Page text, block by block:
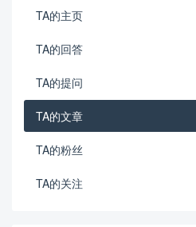
TA的主页
TA的回答
TA的提问
TA的文章
TA的粉丝
TA的关注